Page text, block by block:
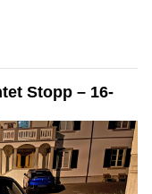
Stopp – 16-